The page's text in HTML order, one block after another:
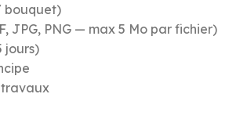
bouquet)
JPG, PNG — max 5 Mo par fichier)
jours)